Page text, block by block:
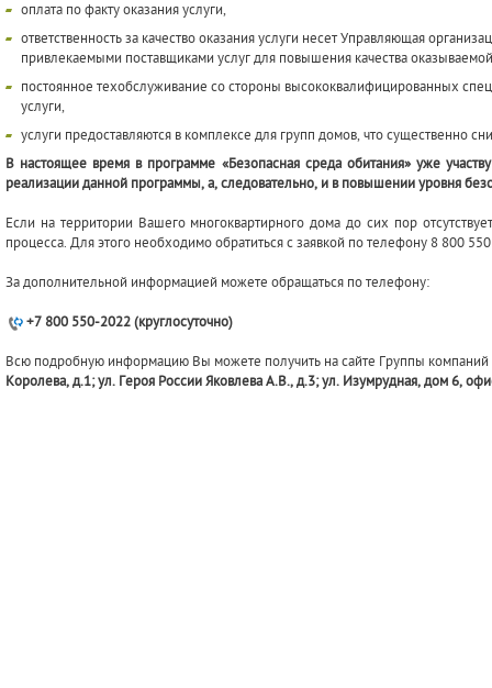
оплата по факту оказания услуги,
ответственность за качество оказания услуги несет Управляющая
привлекаемыми поставщиками услуг для повышения качества
постоянное техобслуживание со стороны высококвалифицированных
услуги,
услуги предоставляются в комплексе для групп домов, что существенно
В настоящее время в программе «Безопасная среда обитания» уже
реализации данной программы, а, следовательно, и в повышении уровня
Если на территории Вашего многоквартирного дома до сих пор
процесса. Для этого необходимо обратиться с заявкой по телефону 8 800
За дополнительной информацией можете обращаться по телефону:
+7 800 550-2022 (круглосуточно)
Всю подробную информацию Вы можете получить на сайте Группы
Королева, д.1; ул. Героя России Яковлева А.В., д.3; ул. Изумрудная, дом 6,